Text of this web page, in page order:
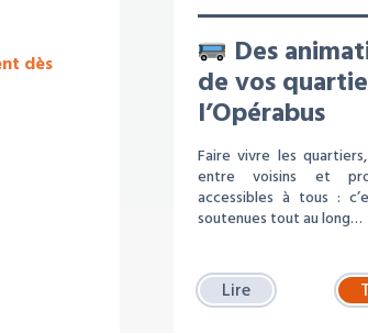
dès
Des
de vos
l’Opérabus
Faire vivre les
entre voisins et
accessibles à tous :
soutenues tout au long…
Lire